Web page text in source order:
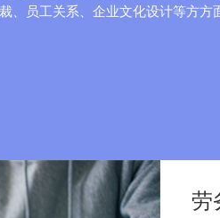
、员工关系、企业文化设计等方方
劳